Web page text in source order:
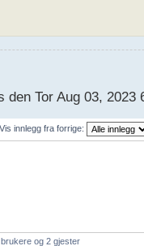
Tor Aug 03, 2023
Vis innlegg fra forrige:
og 2 gjester